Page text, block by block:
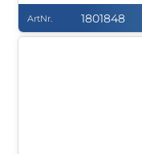
ArtNr. 1801848